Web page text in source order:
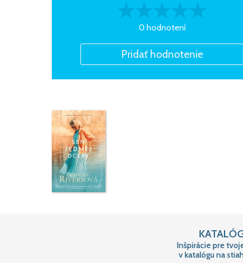
0 hodnotení
Inšpirácie pre
v katalógu na